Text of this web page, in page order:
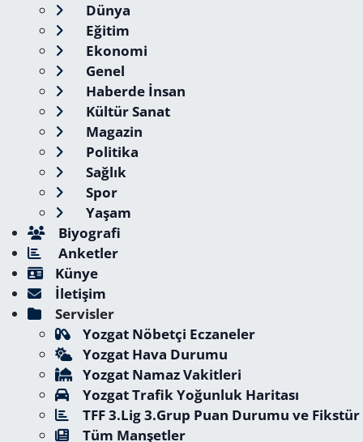
Dünya
Eğitim
Ekonomi
Genel
Haberde İnsan
Kültür Sanat
Magazin
Politika
Sağlık
Spor
Yaşam
Biyografi
Anketler
Künye
İletişim
Servisler
Yozgat Nöbetçi Eczaneler
Yozgat Hava Durumu
Yozgat Namaz Vakitleri
Yozgat Trafik Yoğunluk Haritası
TFF 3.Lig 3.Grup Puan Durumu ve Fikstür
Tüm Manşetler